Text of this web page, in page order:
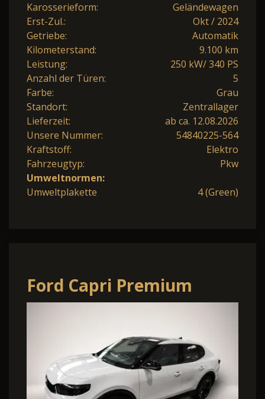
Karosserieform:
Geländewagen
Erst-Zul.:
Okt / 2024
Getriebe:
Automatik
Kilometerstand:
9.100 km
Leistung:
250 kW/ 340 PS
Anzahl der Türen:
5
Farbe:
Grau
Standort:
Zentrallager
Lieferzeit:
ab ca. 12.08.2026
Unsere Nummer:
54840225-564
Kraftstoff:
Elektro
Fahrzeugtyp:
Pkw
Umweltnormen:
Umweltplakette
4 (Green)
Ford Capri Premium
52kWh 170PS Pano 21''
Fahrerassist